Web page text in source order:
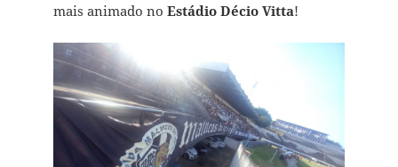
mais animado no Estádio Décio Vitta!